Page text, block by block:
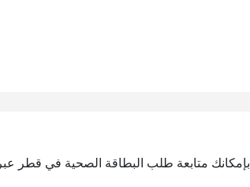
بإمكانك متابعة طلب البطاقة الصحية في قطر عبر